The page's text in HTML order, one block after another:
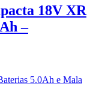
18V XR
–